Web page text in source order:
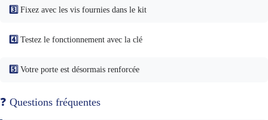
3️⃣ Fixez avec les vis fournies dans le kit
4️⃣ Testez le fonctionnement avec la clé
5️⃣ Votre porte est désormais renforcée
❓ Questions fréquentes